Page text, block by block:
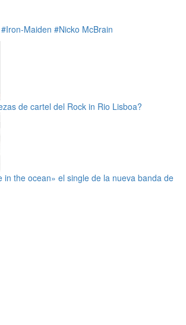
#Iron-Maiden #Nicko McBrain
de cartel del Rock in Rio Lisboa?
in the ocean» el single de la nueva banda de